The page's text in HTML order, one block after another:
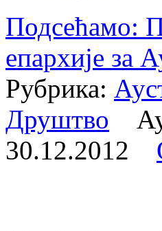
Подсећамо:
епархије за
Рубрика:
Друштво
30.12.2012